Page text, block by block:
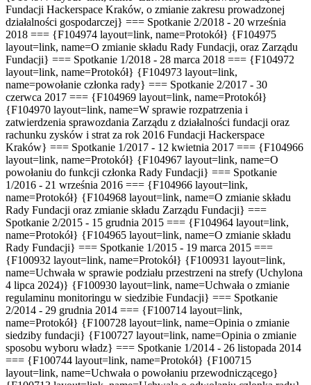
Fundacji Hackerspace Kraków, o zmianie zakresu prowadzonej
działalności gospodarczej} === Spotkanie 2/2018 - 20 września
2018 === {F104974 layout=link, name=Protokół} {F104975
layout=link, name=O zmianie składu Rady Fundacji, oraz Zarządu
Fundacji} === Spotkanie 1/2018 - 28 marca 2018 === {F104972
layout=link, name=Protokół} {F104973 layout=link,
name=powołanie członka rady} === Spotkanie 2/2017 - 30
czerwca 2017 === {F104969 layout=link, name=Protokół}
{F104970 layout=link, name=W sprawie rozpatrzenia i
zatwierdzenia sprawozdania Zarządu z działalności fundacji oraz
rachunku zysków i strat za rok 2016 Fundacji Hackerspace
Kraków} === Spotkanie 1/2017 - 12 kwietnia 2017 === {F104966
layout=link, name=Protokół} {F104967 layout=link, name=O
powołaniu do funkcji członka Rady Fundacji} === Spotkanie
1/2016 - 21 września 2016 === {F104966 layout=link,
name=Protokół} {F104968 layout=link, name=O zmianie składu
Rady Fundacji oraz zmianie składu Zarządu Fundacji} ===
Spotkanie 2/2015 - 15 grudnia 2015 === {F104964 layout=link,
name=Protokół} {F104965 layout=link, name=O zmianie składu
Rady Fundacji} === Spotkanie 1/2015 - 19 marca 2015 ===
{F100932 layout=link, name=Protokół} {F100931 layout=link,
name=Uchwała w sprawie podziału przestrzeni na strefy (Uchylona
4 lipca 2024)} {F100930 layout=link, name=Uchwała o zmianie
regulaminu monitoringu w siedzibie Fundacji} === Spotkanie
2/2014 - 29 grudnia 2014 === {F100714 layout=link,
name=Protokół} {F100728 layout=link, name=Opinia o zmianie
siedziby fundacji} {F100727 layout=link, name=Opinia o zmianie
sposobu wyboru władz} === Spotkanie 1/2014 - 26 listopada 2014
=== {F100744 layout=link, name=Protokół} {F100715
layout=link, name=Uchwała o powołaniu przewodniczącego}